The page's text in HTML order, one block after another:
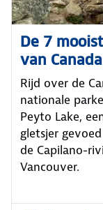
De 7
van Canada
Rijd over de
nationale
Peyto Lake,
gletsjer
de Capilano-
Vancouver.